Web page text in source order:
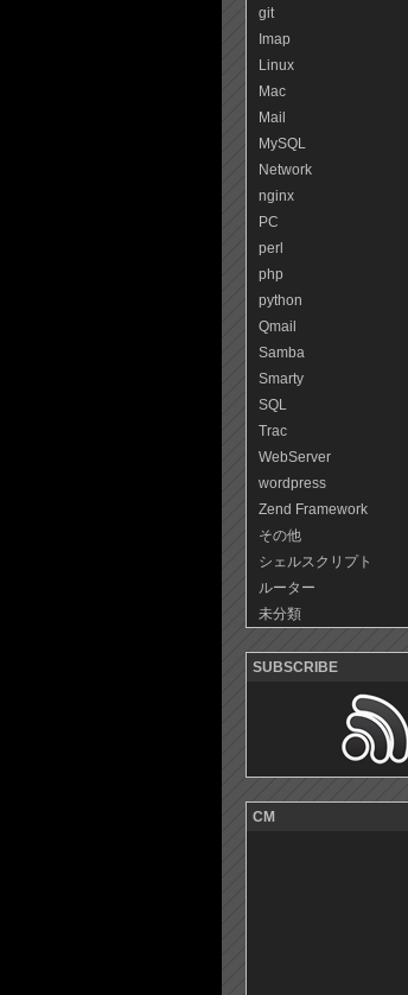
git
Imap
Linux
Mac
Mail
MySQL
Network
nginx
PC
perl
php
python
Qmail
Samba
Smarty
SQL
Trac
WebServer
wordpress
Zend Framework
その他
シェルスクリプト
ルーター
未分類
SUBSCRIBE
CM